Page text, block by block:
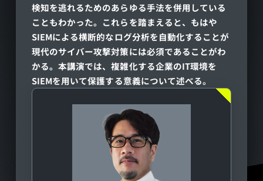
検知を逃れるためのあらゆる手法を併用している
こともわかった。これらを踏まえると、もはや
SIEMによる横断的なログ分析を自動化することが
現代のサイバー攻撃対策には必須であることがわ
かる。本講演では、複雑化する企業のIT環境を
SIEMを用いて保護する意義について述べる。